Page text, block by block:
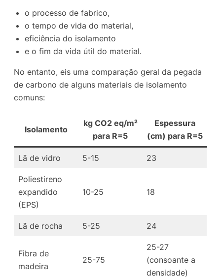
o processo de fabrico,
o tempo de vida do material,
eficiência do isolamento
e o fim da vida útil do material.
No entanto, eis uma comparação geral da pegada
de carbono de alguns materiais de isolamento
comuns:
Isolamento
kg CO2 eq/m²
para R=5
Espessura
(cm) para R=5
Lã de vidro 5-15 23
Poliestireno
expandido
(EPS)
10-25 18
Lã de rocha 5-25 24
Fibra de
madeira
25-75
25-27
(consoante a
densidade)